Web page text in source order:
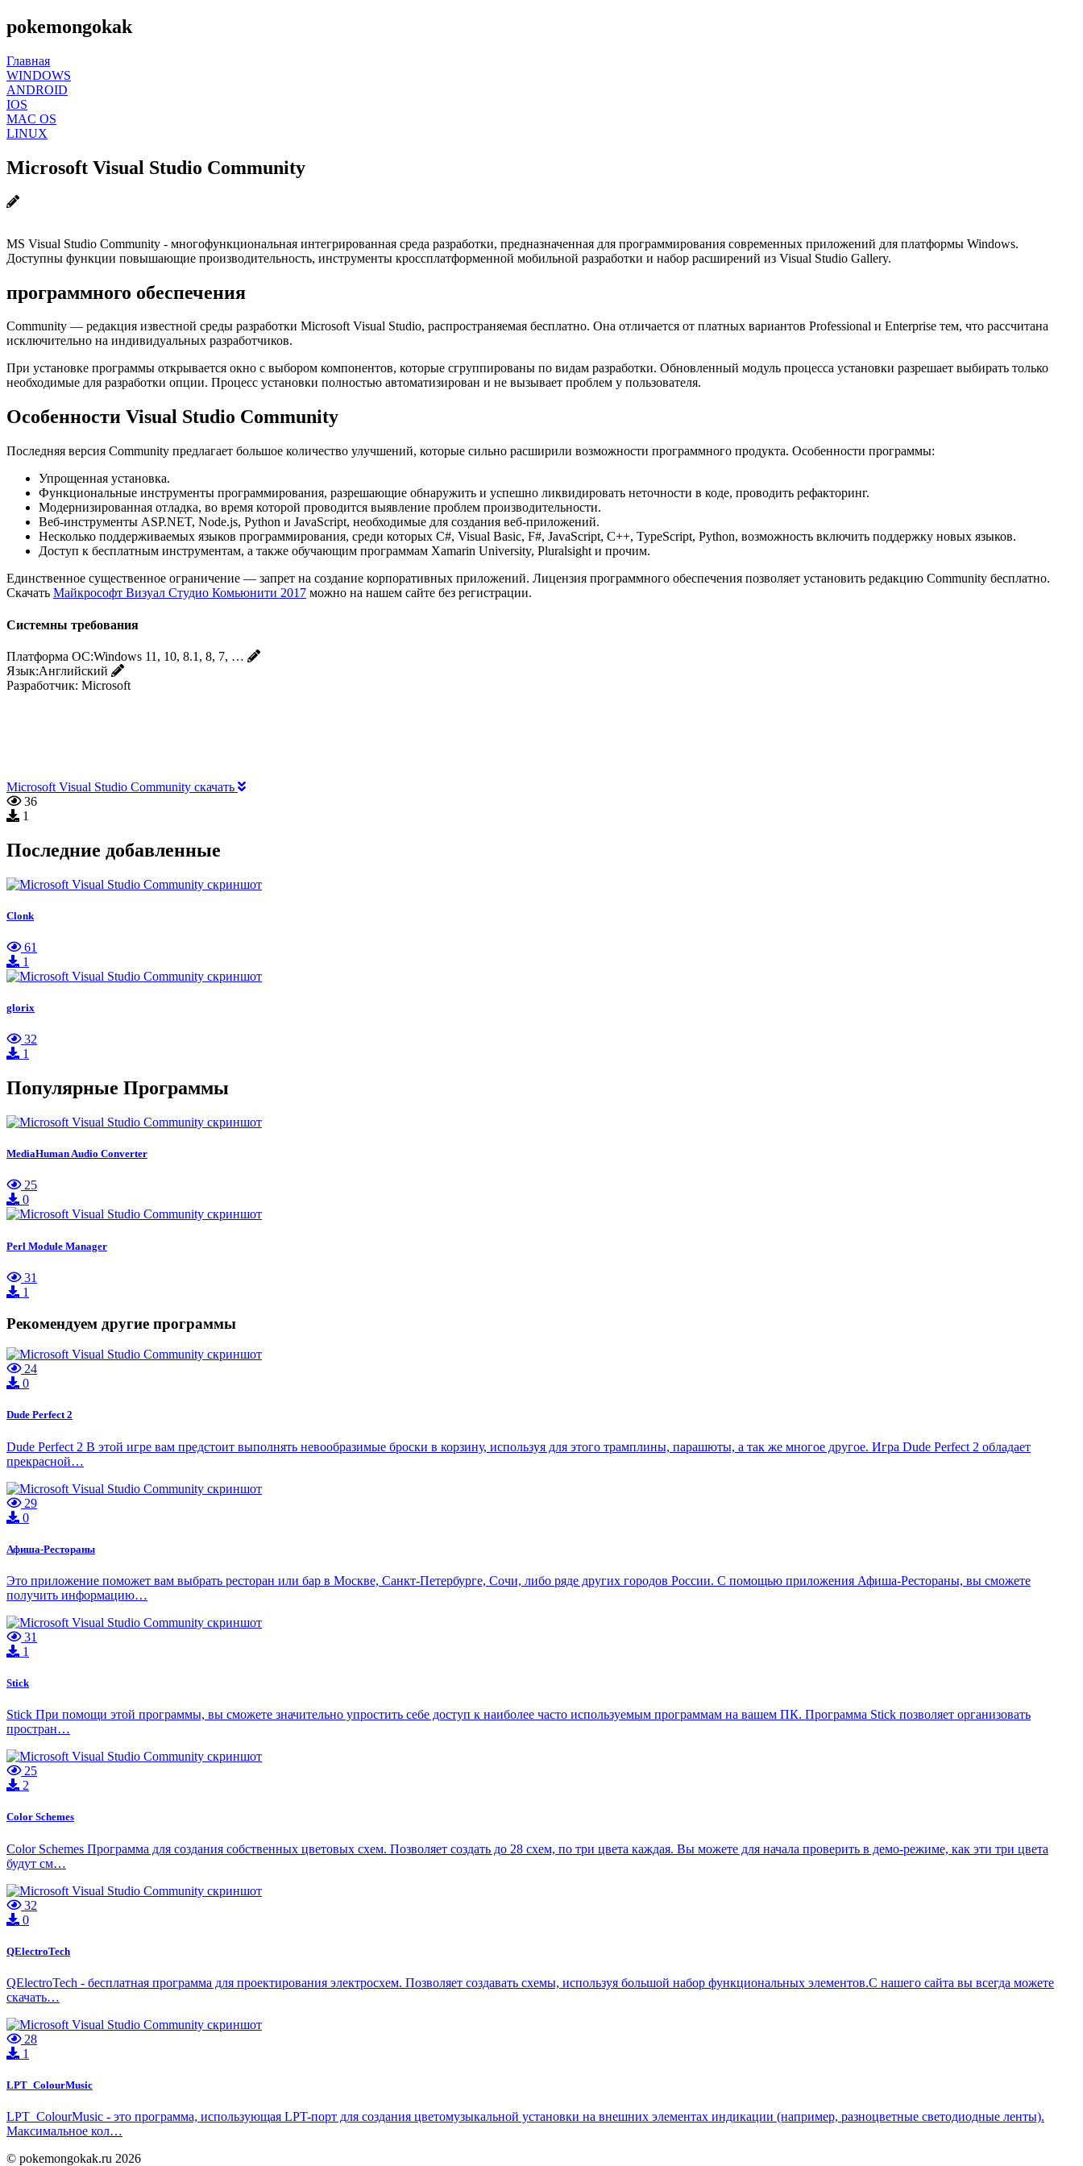
pokemongokak
Главная
WINDOWS
ANDROID
IOS
MAC OS
LINUX
Microsoft Visual Studio Community
MS Visual Studio Community - многофункциональная интегрированная среда разработки, предназначенная для программирования современных приложений для платформы Windows.
Доступны функции повышающие производительность, инструменты кроссплатформенной мобильной разработки и набор расширений из Visual Studio Gallery.
программного обеспечения
Community — редакция известной среды разработки Microsoft Visual Studio, распространяемая бесплатно. Она отличается от платных вариантов Professional и Enterprise тем, что рассчитана
исключительно на индивидуальных разработчиков.
При установке программы открывается окно с выбором компонентов, которые сгруппированы по видам разработки. Обновленный модуль процесса установки разрешает выбирать только
необходимые для разработки опции. Процесс установки полностью автоматизирован и не вызывает проблем у пользователя.
Особенности Visual Studio Community
Последняя версия Community предлагает большое количество улучшений, которые сильно расширили возможности программного продукта. Особенности программы:
Упрощенная установка.
Функциональные инструменты программирования, разрешающие обнаружить и успешно ликвидировать неточности в коде, проводить рефакторинг.
Модернизированная отладка, во время которой проводится выявление проблем производительности.
Веб-инструменты ASP.NET, Node.js, Python и JavaScript, необходимые для создания веб-приложений.
Несколько поддерживаемых языков программирования, среди которых C#, Visual Basic, F#, JavaScript, C++, TypeScript, Python, возможность включить поддержку новых языков.
Доступ к бесплатным инструментам, а также обучающим программам Xamarin University, Pluralsight и прочим.
Единственное существенное ограничение — запрет на создание корпоративных приложений. Лицензия программного обеспечения позволяет установить редакцию Community бесплатно.
Скачать Майкрософт Визуал Студио Комьюнити 2017 можно на нашем сайте без регистрации.
Системны требования
Платформа ОС:Windows 11, 10, 8.1, 8, 7, …
Язык:Английский
Разработчик: Microsoft
Microsoft Visual Studio Community скачать
36
1
Последние добавленные
Clonk
61
1
glorix
32
1
Популярные Программы
MediaHuman Audio Converter
25
0
Perl Module Manager
31
1
Рекомендуем другие программы
24
0
Dude Perfect 2
Dude Perfect 2 В этой игре вам предстоит выполнять невообразимые броски в корзину, используя для этого трамплины, парашюты, а так же многое другое. Игра Dude Perfect 2 обладает
прекрасной…
29
0
Афиша-Рестораны
Это приложение поможет вам выбрать ресторан или бар в Москве, Санкт-Петербурге, Сочи, либо ряде других городов России. С помощью приложения Афиша-Рестораны, вы сможете
получить информацию…
31
1
Stick
Stick При помощи этой программы, вы сможете значительно упростить себе доступ к наиболее часто используемым программам на вашем ПК. Программа Stick позволяет организовать
простран…
25
2
Color Schemes
Color Schemes Программа для создания собственных цветовых схем. Позволяет создать до 28 схем, по три цвета каждая. Вы можете для начала проверить в демо-режиме, как эти три цвета
будут см…
32
0
QElectroTech
QElectroTech - бесплатная программа для проектирования электросхем. Позволяет создавать схемы, используя большой набор функциональных элементов.С нашего сайта вы всегда можете
скачать…
28
1
LPT_ColourMusic
LPT_ColourMusic - это программа, использующая LPT-порт для создания цветомузыкальной установки на внешних элементах индикации (например, разноцветные светодиодные ленты).
Максимальное кол…
© pokemongokak.ru 2026